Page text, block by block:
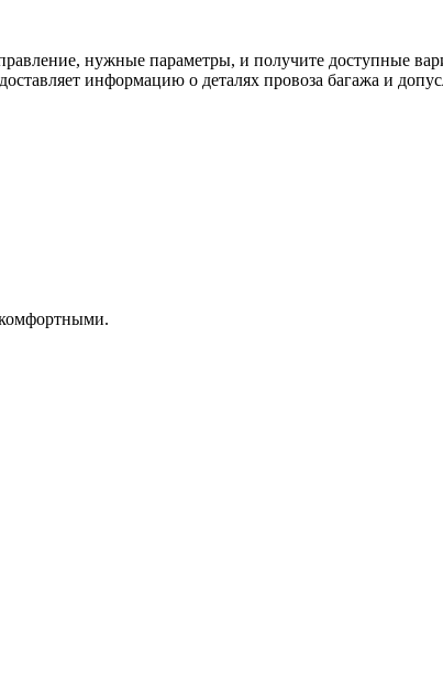
нужные параметры, и получите доступные
информацию о деталях провоза багажа и